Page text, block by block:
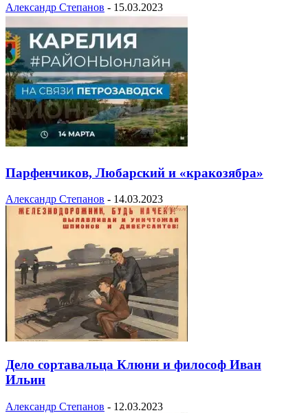
Александр Степанов - 15.03.2023
Парфенчиков, Любарский и «кракозябра»
Александр Степанов - 14.03.2023
Дело сортавальца Клюни и философ Иван
Ильин
Александр Степанов - 12.03.2023